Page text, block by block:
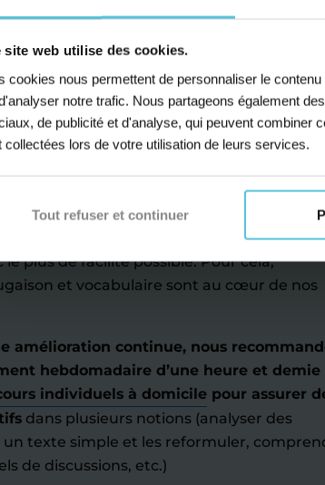
site web utilise des cookies.
cookies nous permettent de personnaliser le
notre trafic. Nous partageons également
de publicité et d'analyse, qui peuvent combiner
collectées lors de votre utilisation de leurs services.
Tout refuser et continuer
les-Laumes : nos professeurs
soutenir chaque élève à réaliser ses
des cours de rattrapage ou de
ajustons nos cours d’anglais au
programmes de l’Éducation nationale.
chaque lycéen à atteindre le niveau
puissent communiquer et interagir
qu’ils comprennent et se fassent
plus de facilité possible. Pour cela,
et vocabulaire sont au cœur de nos
amélioration continue, nous
hebdomadaire d’une heure et demie
individuels à domicile pour assurer
dans plusieurs notions (analyser des
texte simple et les reformuler,
de discussions, etc.)